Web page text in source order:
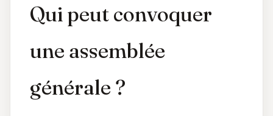
Qui peut convoquer
une assemblée
générale ?